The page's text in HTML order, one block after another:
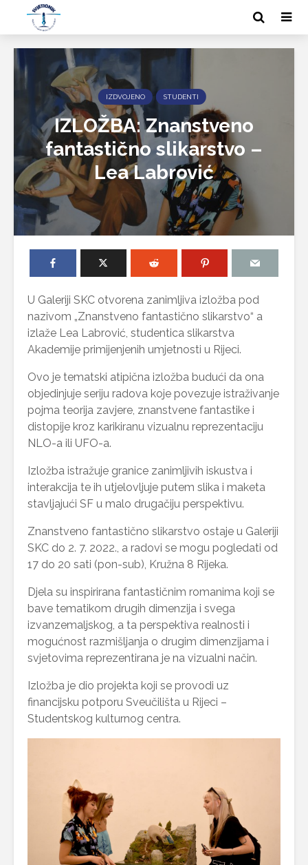
IZDVOJENO STUDENTI
IZLOŽBA: Znanstveno
fantastično slikarstvo –
Lea Labrović
U Galeriji SKC otvorena zanimljiva izložba pod
nazivom „Znanstveno fantastično slikarstvo“ a
izlaže Lea Labrović, studentica slikarstva
Akademije primijenjenih umjetnosti u Rijeci.
Ovo je tematski atipična izložba budući da ona
objedinjuje seriju radova koje povezuje istraživanje
pojma teorija zavjere, znanstvene fantastike i
distopije kroz karikiranu vizualnu reprezentaciju
NLO-a ili UFO-a.
Izložba istražuje granice zanimljivih iskustva i
interakcija te ih utjelovljuje putem slika i maketa
stavljajući SF u malo drugačiju perspektivu.
Znanstveno fantastično slikarstvo ostaje u Galeriji
SKC do 2. 7. 2022., a radovi se mogu pogledati od
17 do 20 sati (pon-sub), Kružna 8 Rijeka.
Djela su inspirirana fantastičnim romanima koji se
bave tematikom drugih dimenzija i svega
izvanzemaljskog, a ta perspektiva realnosti i
mogućnost razmišljanja o drugim dimenzijama i
svjetovima reprezentirana je na vizualni način.
Izložba je dio projekta koji se provodi uz
financijsku potporu Sveučilišta u Rijeci –
Studentskog kulturnog centra.